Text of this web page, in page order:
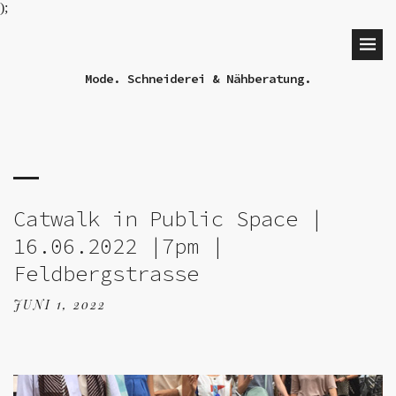
);
Mode. Schneiderei & Nähberatung.
Catwalk in Public Space |
16.06.2022 |7pm |
Feldbergstrasse
JUNI 1, 2022